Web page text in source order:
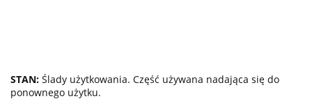
STAN: Ślady użytkowania. Część używana nadająca się do
ponownego użytku.